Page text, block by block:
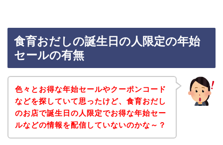
食育おだしの誕生日の人限定の年始
セールの有無
色々とお得な年始セールやクーポンコード
などを探していて思ったけど、食育おだし
のお店で誕生日の人限定でお得な年始セー
ルなどの情報を配信していないのかな～？